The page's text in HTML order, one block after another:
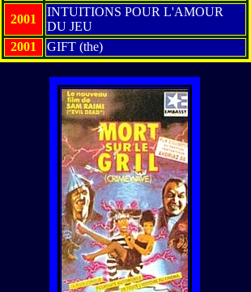
2001
INTUITIONS POUR L'AMOUR
DU JEU
2001
GIFT (the)